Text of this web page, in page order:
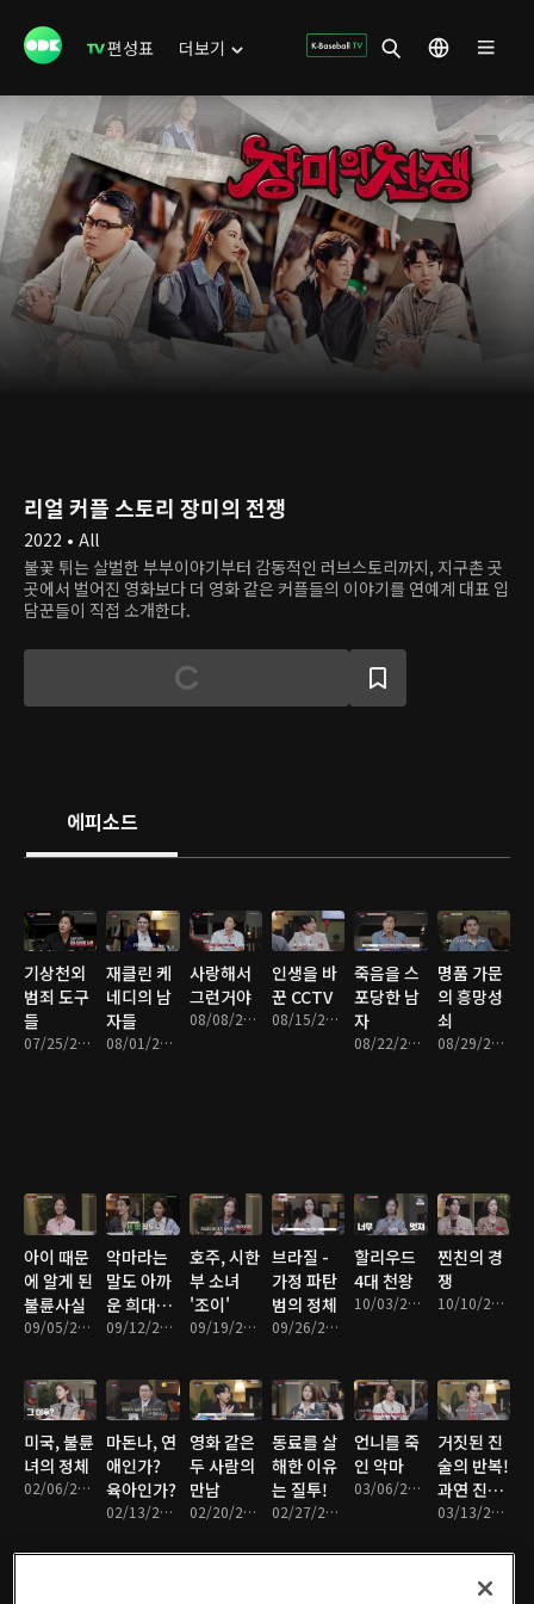
편성표 더보기
리얼 커플 스토리 장미의 전쟁
2022 • All
불꽃 튀는 살벌한 부부이야기부터 감동적인 러브스토리까지, 지구촌 곳
곳에서 벌어진 영화보다 더 영화 같은 커플들의 이야기를 연예계 대표 입
담꾼들이 직접 소개한다.
에피소드
기상천외
범죄 도구
들
07/25/2022 • 1시간 18분
재클린 케
네디의 남
자들
08/01/2022 • 1시간 18분
사랑해서
그런거야
08/08/2022 • 1시간 16분
인생을 바
꾼 CCTV
08/15/2022 • 1시간 17분
죽음을 스
포당한 남
자
08/22/2022 • 1시간 18분
명품 가문
의 흥망성
쇠
08/29/2022 • 1시간 18분
아이 때문
에 알게 된
불륜사실
09/05/2022 • 1시간 16분
악마라는
말도 아까
운 희대의
살인마 커
09/12/2022 • 1시간 17분
호주, 시한
부 소녀
'조이'
09/19/2022 • 1시간 17분
브라질 -
가정 파탄
범의 정체
09/26/2022 • 1시간 19분
할리우드
4대 천왕
10/03/2022 • 1시간 16분
찐친의 경
쟁
10/10/2022 • 1시간 13분
미국, 불륜
녀의 정체
02/06/2023 • 1시간 19분
마돈나, 연
애인가?
육아인가?
02/13/2023 • 1시간 16분
영화 같은
두 사람의
만남
02/20/2023 • 1시간 15분
동료를 살
해한 이유
는 질투!
02/27/2023 • 1시간 14분
언니를 죽
인 악마
03/06/2023 • 1시간 15분
거짓된 진
술의 반복!
과연 진실
은?
03/13/2023 • 1시간 15분